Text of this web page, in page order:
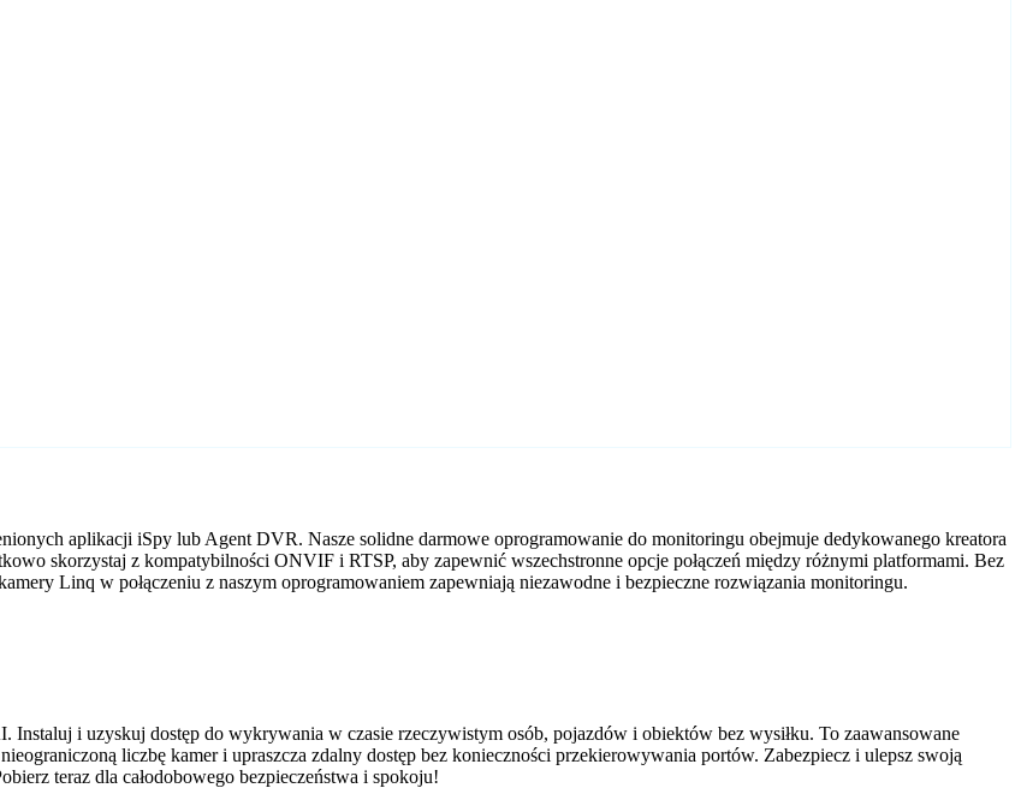
aplikacji iSpy lub Agent DVR. Nasze solidne darmowe oprogramowanie do monitoringu obejmuje dedykowanego kreatora
skorzystaj z kompatybilności ONVIF i RTSP, aby zapewnić wszechstronne opcje połączeń między różnymi platformami. Bez
Linq w połączeniu z naszym oprogramowaniem zapewniają niezawodne i bezpieczne rozwiązania monitoringu.
i uzyskuj dostęp do wykrywania w czasie rzeczywistym osób, pojazdów i obiektów bez wysiłku. To zaawansowane
liczbę kamer i upraszcza zdalny dostęp bez konieczności przekierowywania portów. Zabezpiecz i ulepsz swoją
teraz dla całodobowego bezpieczeństwa i spokoju!